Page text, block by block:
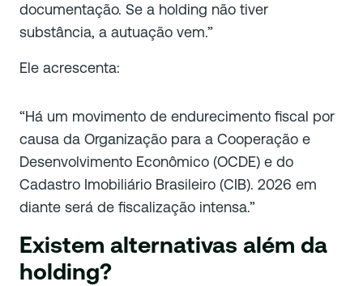
documentação. Se a holding não tiver
substância, a autuação vem.”
Ele acrescenta:
“Há um movimento de endurecimento fiscal por
causa da Organização para a Cooperação e
Desenvolvimento Econômico (OCDE) e do
Cadastro Imobiliário Brasileiro (CIB). 2026 em
diante será de fiscalização intensa.”
Existem alternativas além da
holding?